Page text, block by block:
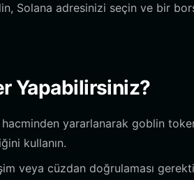
Solana adresinizi seçin ve bir
Yapabilirsiniz?
yararlanarak goblin
kullanın.
veya cüzdan doğrulaması